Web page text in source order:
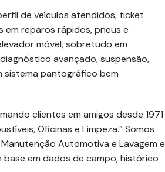
de veículos atendidos, ticket
reparos rápidos, pneus e
móvel, sobretudo em
avançado, suspensão,
sistema pantográfico bem
clientes em amigos desde 1971
Oficinas e Limpeza.” Somos
Automotiva e Lavagem e
em dados de campo, histórico